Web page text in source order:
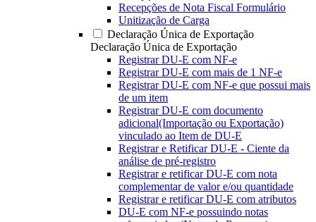
Recepções de Nota Fiscal Formulário
Unitização de Carga
Declaração Única de Exportação
Declaração Única de Exportação
Registrar DU-E com NF-e
Registrar DU-E com mais de 1 NF-e
Registrar DU-E com NF-e que possui mais
de um item
Registrar DU-E com documento
adicional(Importação ou Exportação)
vinculado ao Item de DU-E
Registrar e Retificar DU-E - Ciente da
análise de pré-registro
Registrar e retificar DU-E com nota
complementar de valor e/ou quantidade
Registrar e retificar DU-E com atributos
DU-E com NF-e possuindo notas